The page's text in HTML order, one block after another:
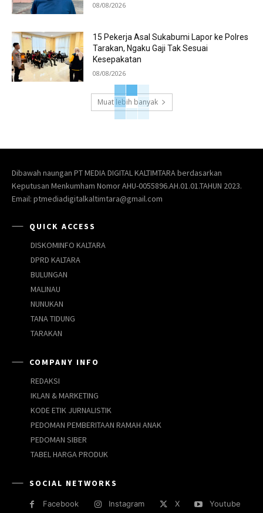
08/08/2026
15 Pekerja Asal Sukabumi Lapor ke Polres
Tarakan, Ngaku Gaji Tak Sesuai
Kesepakatan
08/08/2026
Muat lebih banyak
Dibawah naungan PT MEDIA DIGITAL KALTIMTARA berdasarkan
Keputusan Menkumham Nomor AHU-0055896.AH.01.01.TAHUN 2023.
Email: ptmediadigitalkaltimtara@gmail.com
QUICK ACCESS
DISKOMINFO KALTARA
DPRD KALTARA
BULUNGAN
MALINAU
NUNUKAN
TANA TIDUNG
TARAKAN
COMPANY INFO
REDAKSI
IKLAN & MARKETING
KODE ETIK JURNALISTIK
PEDOMAN PEMBERITAAN RAMAH ANAK
PEDOMAN SIBER
TABEL HARGA PRODUK
SOCIAL NETWORKS
Facebook Instagram X Youtube